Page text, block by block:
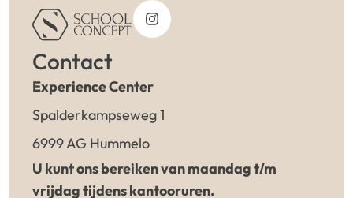
Contact
Experience Center
Spalderkampseweg 1
6999 AG Hummelo
U kunt ons bereiken van maandag t/m
vrijdag tijdens kantooruren.